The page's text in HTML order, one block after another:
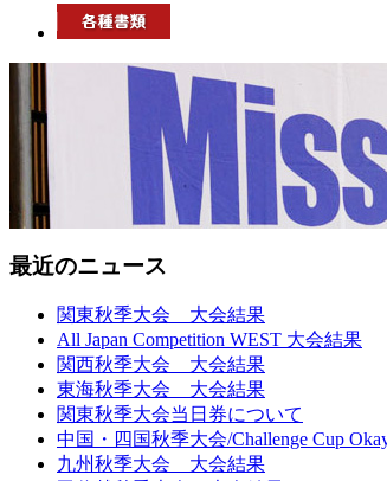
最近のニュース
関東秋季大会 大会結果
All Japan Competition WEST 大会結果
関西秋季大会 大会結果
東海秋季大会 大会結果
関東秋季大会当日券について
中国・四国秋季大会/Challenge Cup
九州秋季大会 大会結果